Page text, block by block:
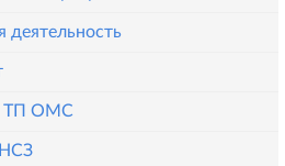
деятельность
ТП ОМС
НСЗ